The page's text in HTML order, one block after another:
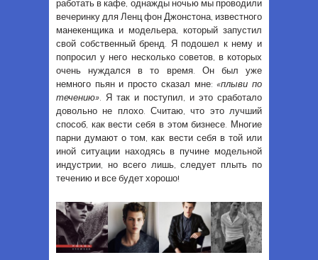
работать в кафе, однажды ночью мы проводили
вечеринку для Ленц фон Джонстона, известного
манекенщика и модельера, который запустил
свой собственный бренд. Я подошел к нему и
попросил у него несколько советов, в которых
очень нуждался в то время. Он был уже
немного пьян и просто сказал мне:«плыви по
течению» . Я так и поступил, и это сработало
довольно не плохо. Считаю, что это лучший
способ, как вести себя в этом бизнесе. Многие
парни думают о том, как вести себя в той или
иной ситуации находясь в пучине модельной
индустрии, но всего лишь, следует плыть по
течению и все будет хорошо!